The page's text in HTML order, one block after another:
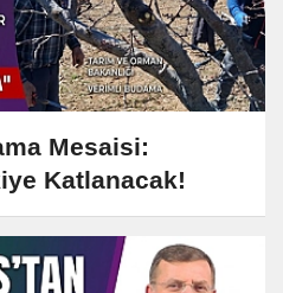
Mesaisi:
Katlanacak!